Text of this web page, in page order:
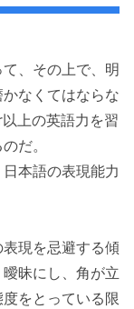
、その上で、明
なくてはならな
上の英語力を習
だ。
本語の表現能力
現を忌避する傾
昧にし、角が立
をとっている限